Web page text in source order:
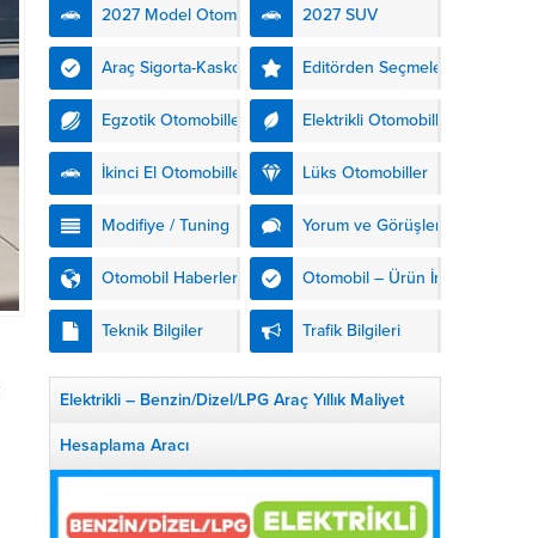
teknolojisiyle buluşturuyor.
DS Automobiles’in yeni...
2027 Model Otomobiller 2027 SUV
Araç Sigorta-Kasko Editörden Seçmeler
Egzotik Otomobiller Elektrikli Otomobiller
İkinci El Otomobiller Lüks Otomobiller
Modifiye / Tuning Yorum ve Görüşler
Otomobil Haberleri Otomobil – Ürün İnceleme
Teknik Bilgiler Trafik Bilgileri
Elektrikli – Benzin/Dizel/LPG Araç Yıllık Maliyet
Hesaplama Aracı